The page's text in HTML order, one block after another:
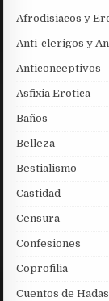
Afrodisiacos y
Anti-clerigos y
Anticonceptivos
Asfixia Erotica
Baños
Belleza
Bestialismo
Castidad
Censura
Confesiones
Coprofilia
Cuentos de